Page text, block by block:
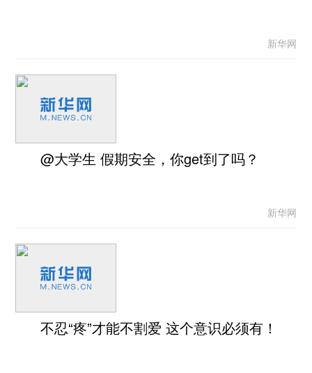
新华网
@大学生 假期安全，你get到了吗？
新华网
不忍“疼”才能不割爱 这个意识必须有！